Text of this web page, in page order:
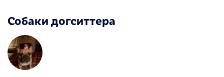
Собаки догситтера